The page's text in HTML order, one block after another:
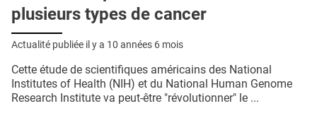
plusieurs types de cancer
Actualité publiée il y a 10 années 6 mois
Cette étude de scientifiques américains des National
Institutes of Health (NIH) et du National Human Genome
Research Institute va peut-être "révolutionner" le ...